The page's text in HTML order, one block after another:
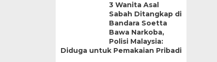
3 Wanita Asal
Sabah Ditangkap di
Bandara Soetta
Bawa Narkoba,
Polisi Malaysia:
Diduga untuk Pemakaian Pribadi